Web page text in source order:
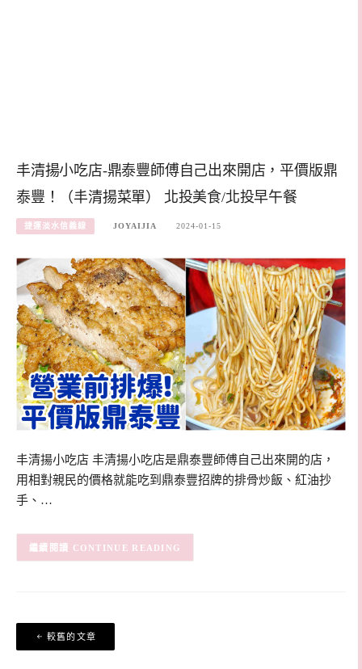
丰清揚小吃店-鼎泰豐師傅自己出來開店，平價版鼎
泰豐！（丰清揚菜單） 北投美食/北投早午餐
捷運淡水信義線 JOYAIJIA 2024-01-15
丰清揚小吃店 丰清揚小吃店是鼎泰豐師傅自己出來開的店，
用相對親民的價格就能吃到鼎泰豐招牌的排骨炒飯、紅油抄
手、…
CONTINUE READING
文
章
較舊的文章